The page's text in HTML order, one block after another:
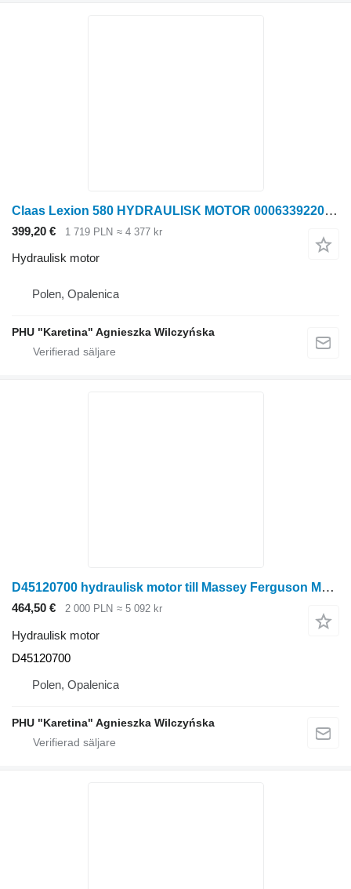
Claas Lexion 580 HYDRAULISK MOTOR 0006339220 (Kylarens korgdrivning) till Claas Lexion 580 skördetröska
399,20 € 1 719 PLN ≈ 4 377 kr
Hydraulisk motor
Polen, Opalenica
PHU "Karetina" Agnieszka Wilczyńska
D45120700 hydraulisk motor till Massey Ferguson Massey Fergusson MF 30 32 skördetröska
464,50 € 2 000 PLN ≈ 5 092 kr
Hydraulisk motor
D45120700
Polen, Opalenica
PHU "Karetina" Agnieszka Wilczyńska